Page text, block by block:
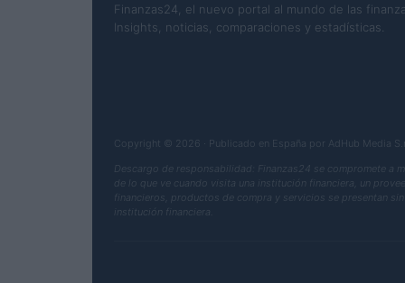
Finanzas24, el nuevo portal al mundo de las
Insights, noticias, comparaciones y estadísticas.
Copyright © 2026 · Publicado en España por AdHub Media
Descargo de responsabilidad: Finanzas24 se compromete a
de lo que ve cuando visita una institución financiera, un
financieros, productos de compra y servicios se presentan
institución financiera.